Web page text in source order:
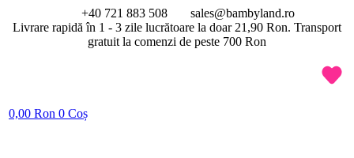
la
+40 721 883 508
sales@bambyland.ro
Livrare rapidă în 1 - 3 zile lucrătoare la doar 21,90 Ron. Transport
gratuit la comenzi de peste 700 Ron
0,00 Ron 0 Coș